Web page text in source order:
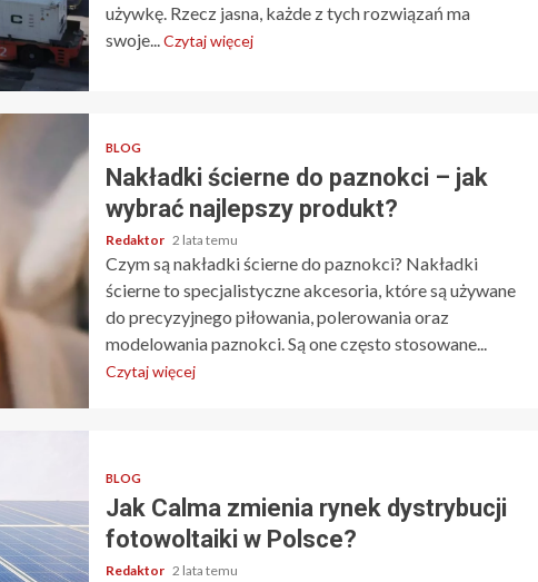
używkę. Rzecz jasna, każde z tych rozwiązań ma
swoje... Czytaj więcej
BLOG
Nakładki ścierne do paznokci – jak
wybrać najlepszy produkt?
Redaktor 2 lata temu
Czym są nakładki ścierne do paznokci? Nakładki
ścierne to specjalistyczne akcesoria, które są używane
do precyzyjnego piłowania, polerowania oraz
modelowania paznokci. Są one często stosowane...
Czytaj więcej
BLOG
Jak Calma zmienia rynek dystrybucji
fotowoltaiki w Polsce?
Redaktor 2 lata temu